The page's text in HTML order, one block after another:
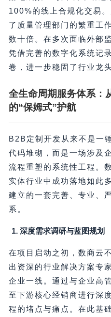
100%的线上合规化交易
了质量管理部门的繁重工
数十倍。在多次面临外部
凭借完善的数字化系统记
卷，进一步稳固了行业龙
全生命周期服务体系：
的“保姆式”护航
B2B定制开发从来不是一
代码堆砌，而是一场涉及
流程重塑的系统性工程。
实体行业中成功落地如此
建立的一套完善、专业、
系。
1. 深度需求调研与蓝图规划
在项目启动之初，数商云
出资深的行业解决方案专
企业一线。通过与企业高
至下游核心经销商进行深
程的堵点与痛点。在此基